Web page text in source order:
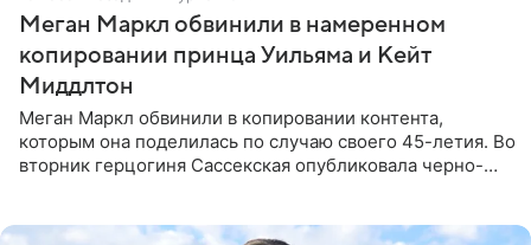
Меган Маркл обвинили в намеренном
копировании принца Уильяма и Кейт
Миддлтон
Меган Маркл обвинили в копировании контента,
которым она поделилась по случаю своего 45-летия. Во
вторник герцогиня Сассекская опубликовала черно-